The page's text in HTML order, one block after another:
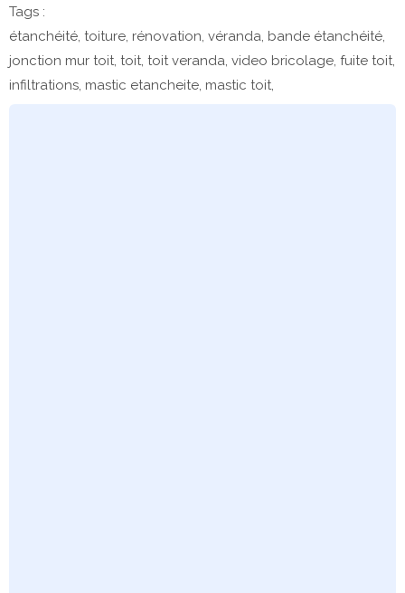
Tags :
étanchéité, toiture, rénovation, véranda, bande étanchéité,
jonction mur toit, toit, toit veranda, video bricolage, fuite toit,
infiltrations, mastic etancheite, mastic toit,